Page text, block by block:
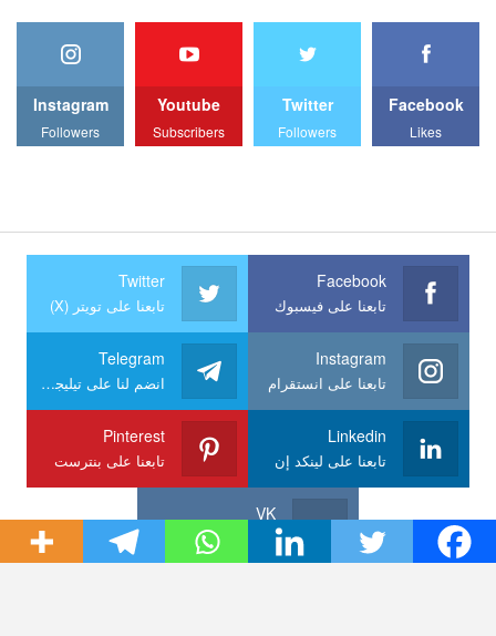
Facebook
Likes
Twitter
Followers
Youtube
Subscribers
Instagram
Followers
Facebook
تابعنا على فيسبوك
Twitter
تابعنا على تويتر (X)
Instagram
تابعنا على انستقرام
Telegram
انضم لنا على تيليجرام
Linkedin
تابعنا على لينكد إن
Pinterest
تابعنا على بنترست
VK
تابعنا على VK